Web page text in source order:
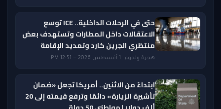
حتى في الرحلات الداخلية.. ICE توسع
الاعتقالات داخل المطارات وتستهدف بعض
منتظري الجرين كارد وتمديد الإقامة
هجرة ولجوء · 1 أغسطس 2026 — 12:51 PM
ابتداءً من الاثنين.. أمريكا تجعل «ضمان
تأشيرة الزيارة» دائمًا وترفع قيمته إلى 20